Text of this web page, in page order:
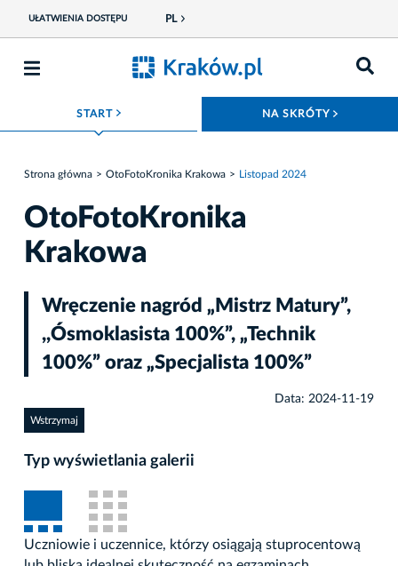
UŁATWIENIA DOSTĘPU PL
START ROZWIŃ MENU NA SKRÓTY
Strona główna OtoFotoKronika Krakowa Listopad 2024
OtoFotoKronika
Krakowa
Wręczenie nagród „Mistrz Matury”,
,,Ósmoklasista 100%”, „Technik
100%” oraz „Specjalista 100%”
Data: 2024-11-19
Wstrzymaj
Typ wyświetlania galerii
Uczniowie i uczennice, którzy osiągają stuprocentową